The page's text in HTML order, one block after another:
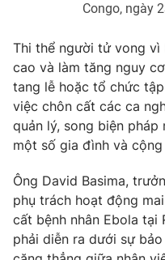
Theo dõi báo trên
Cơ quan chủ quản:Đài
Cơ quan báo chí:Thời báo
Giấy phép hoạt động báo in
cấp ngày 29/12/2023
Tổng Biên tập:
Vũ Thanh
Phó Tổng Biên tập:Nguyễn
Nguyễn Trọng Ninh
Tổng đài VTV:024.38 355
Congo, ngày
Thi thể người tử vong vì
cao và làm tăng nguy
tang lễ hoặc tổ chức
việc chôn cất các ca
quản lý, song biện
một số gia đình và
Ông David Basima,
phụ trách hoạt động
cất bệnh nhân Ebola tại
phải diễn ra dưới sự